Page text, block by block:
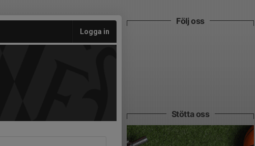
Logga in
Följ oss
Stötta oss